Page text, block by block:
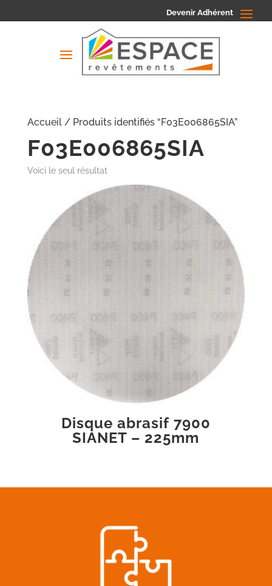
Devenir Adhérent
Accueil/ Produits identifiés “F03E006865SIA”
F03E006865SIA
Voici le seul résultat
Disque abrasif 7900
SIANET – 225mm